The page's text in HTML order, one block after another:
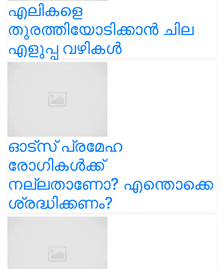
എലികളെ
തുരത്തിയോടിക്കാൻ ചില
എളുപ്പ വഴികൾ
ഓട്സ് പ്രമേഹ
രോഗികൾക്ക്
നല്ലതാണോ? എന്തൊക്കെ
ശ്രദ്ധിക്കണം?